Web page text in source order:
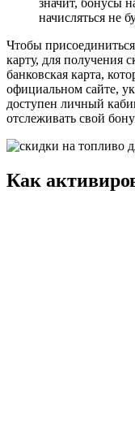
значит, бонусы
начисляться не
Чтобы
карту, для получения
банковская карта,
официальном сайте,
доступен личный
отслеживать свой
Как